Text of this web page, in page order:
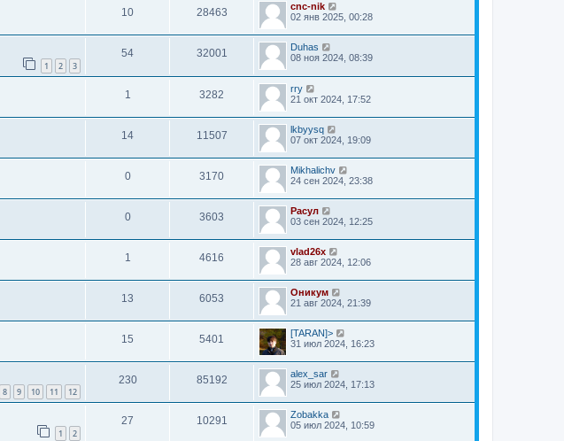
10 28463
cnc-nik
02 янв 2025, 00:28
1 2 3
54 32001
Duhas
08 ноя 2024, 08:39
1 3282
rry
21 окт 2024, 17:52
14 11507
lkbyysq
07 окт 2024, 19:09
0 3170
Mikhalichv
24 сен 2024, 23:38
0 3603
Расул
03 сен 2024, 12:25
1 4616
vlad26x
28 авг 2024, 12:06
13 6053
Оникум
21 авг 2024, 21:39
15 5401
[TARAN]>
31 июл 2024, 16:23
8 9 10 11 12
230 85192
alex_sar
25 июл 2024, 17:13
1 2
27 10291
Zobakka
05 июл 2024, 10:59